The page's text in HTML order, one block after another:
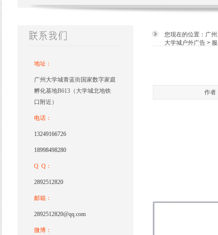
地址：
广州大学城青蓝街国家数字家庭
孵化基地B613（大学城北地铁
口附近）
电话：
13249166726
18998498280
Q Q：
2892512820
邮箱：
2892512820@qq.com
微博：
您现在的位置： 广
大学城户外广告 >
作者